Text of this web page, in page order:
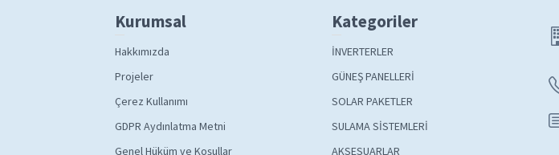
Kurumsal
Hakkımızda
Projeler
Çerez Kullanımı
GDPR Aydınlatma Metni
Genel Hüküm ve Koşullar
Kategoriler
İNVERTERLER
GÜNEŞ PANELLERİ
SOLAR PAKETLER
SULAMA SİSTEMLERİ
AKSESUARLAR